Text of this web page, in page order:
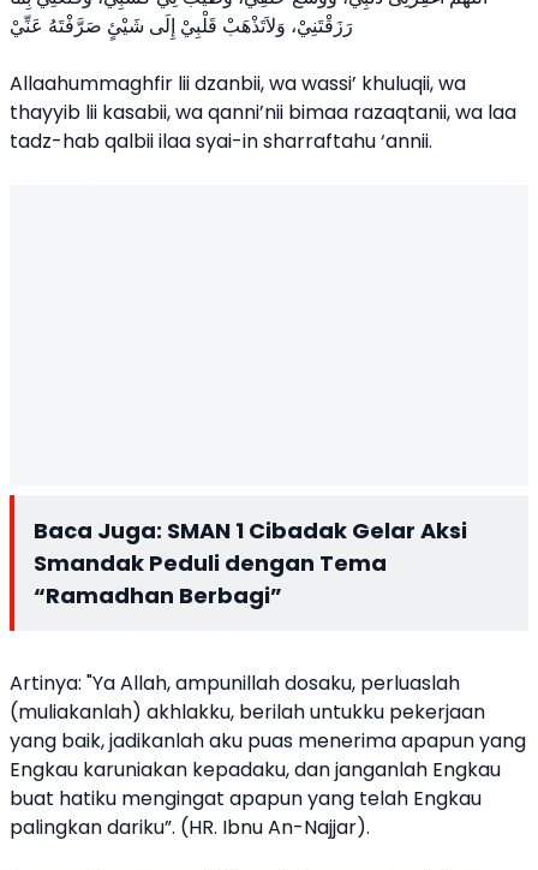
رَزَقْتَنِيْ، وَلاَتَذْهَبْ قَلْبِيْ إِلَى شَيْئٍ صَرَّفْتَهُ عَنِّيْ
Allaahummaghfir lii dzanbii, wa wassi’ khuluqii, wa
thayyib lii kasabii, wa qanni’nii bimaa razaqtanii, wa laa
tadz-hab qalbii ilaa syai-in sharraftahu ‘annii.
Baca Juga: SMAN 1 Cibadak Gelar Aksi
Smandak Peduli dengan Tema
“Ramadhan Berbagi”
Artinya: "Ya Allah, ampunillah dosaku, perluaslah
(muliakanlah) akhlakku, berilah untukku pekerjaan
yang baik, jadikanlah aku puas menerima apapun yang
Engkau karuniakan kepadaku, dan janganlah Engkau
buat hatiku mengingat apapun yang telah Engkau
palingkan dariku”. (HR. Ibnu An-Najjar).